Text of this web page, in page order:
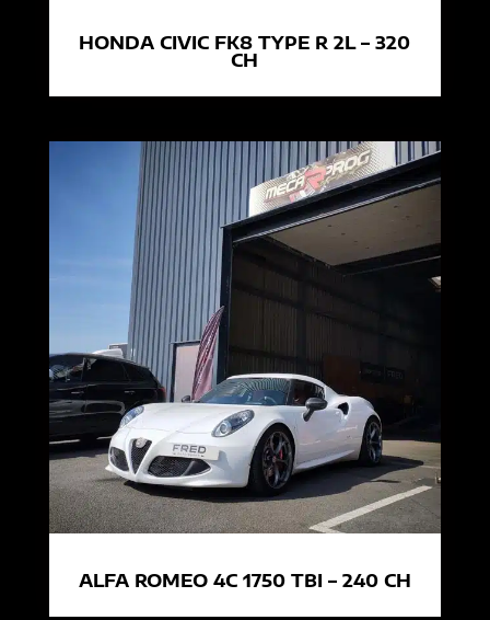
HONDA CIVIC FK8 TYPE R 2L – 320
CH
ALFA ROMEO 4C 1750 TBI – 240 CH